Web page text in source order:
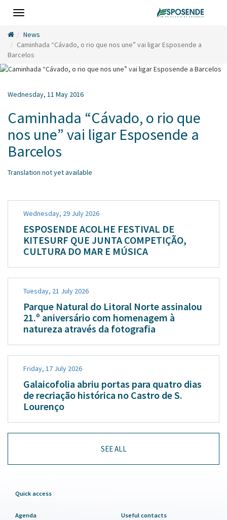
Toggle
News
Caminhada “Cávado, o rio que nos une” vai ligar Esposende a
Barcelos
Wednesday, 11 May 2016
Caminhada “Cávado, o rio que
nos une” vai ligar Esposende a
Barcelos
Translation not yet available
Wednesday, 29 July 2026
ESPOSENDE ACOLHE FESTIVAL DE
KITESURF QUE JUNTA COMPETIÇÃO,
CULTURA DO MAR E MÚSICA
Tuesday, 21 July 2026
Parque Natural do Litoral Norte assinalou
21.º aniversário com homenagem à
natureza através da fotografia
Friday, 17 July 2026
Galaicofolia abriu portas para quatro dias
de recriação histórica no Castro de S.
Lourenço
SEE ALL
Quick access
Agenda
Useful contacts